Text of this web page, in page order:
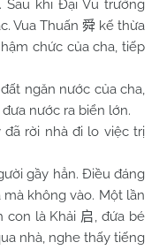
. Sau khi Đại Vũ trưởng
Vua Thuấn 舜 kế thừa
chức của cha, tiếp
ngăn nước của cha,
nước ra biển lớn.
rời nhà đi lo việc trị
gầy hẳn. Điều đáng
không vào. Một lần
con là Khải 启, đứa bé
nhà, nghe thấy tiếng